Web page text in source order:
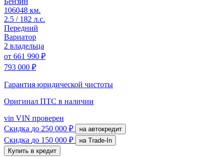
106048 км.
2.5 / 182 л.с.
Передний
Вариатор
2 владельца
от 661 990 ₽
793 000 ₽
Гарантия юридической чистоты
Оригинал ПТС в наличии
vin VIN проверен
Скидка до 250 000 ₽ на автокредит
Скидка до 150 000 ₽
на Trade-In
Купить в кредит